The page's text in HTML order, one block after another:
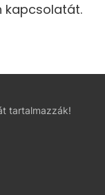
kapcsolatát.
tartalmazzák!